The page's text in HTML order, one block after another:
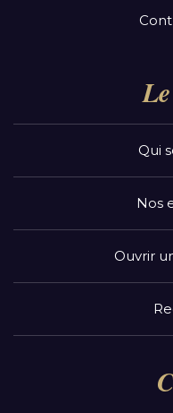
Qui
Nos
Ouvrir